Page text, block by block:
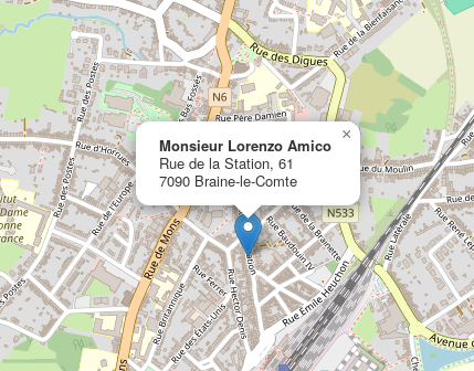
Monsieur Lorenzo Amico
Rue de la Station, 61
7090 Braine-le-Comte
×